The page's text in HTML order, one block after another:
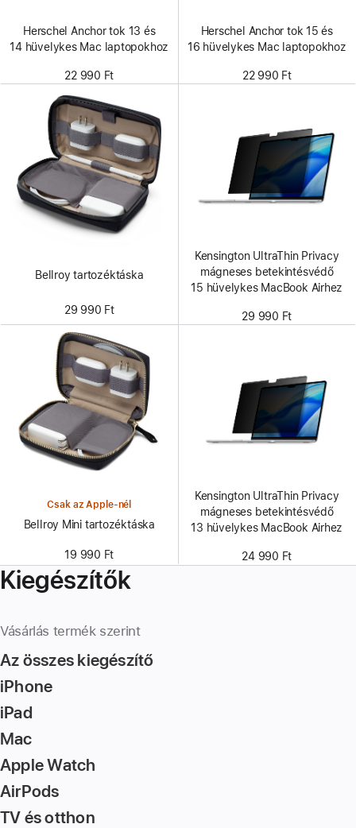
Herschel Anchor tok 13 és
14 hüvelykes Mac laptopokhoz
22 990 Ft
Herschel Anchor tok 15 és
16 hüvelykes Mac laptopokhoz
22 990 Ft
Bellroy tartozéktáska
29 990 Ft
Kensington UltraThin Privacy
mágneses betekintésvédő
15 hüvelykes MacBook Airhez
29 990 Ft
Csak az Apple-nél
Bellroy Mini tartozéktáska
19 990 Ft
Kensington UltraThin Privacy
mágneses betekintésvédő
13 hüvelykes MacBook Airhez
24 990 Ft
Kiegészítők
Vásárlás termék szerint
Az összes kiegészítő
iPhone
iPad
Mac
Apple Watch
AirPods
TV és otthon